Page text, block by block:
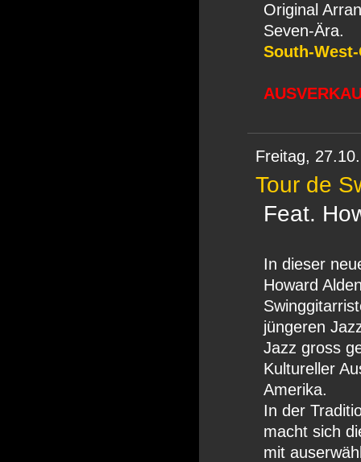
Original
Seven-Ära.
South-
Freitag,
Tour de
Feat.
In dieser
Howard
jüngeren
Jazz gross
Kultureller
Amerika.
In der
macht sich
mit